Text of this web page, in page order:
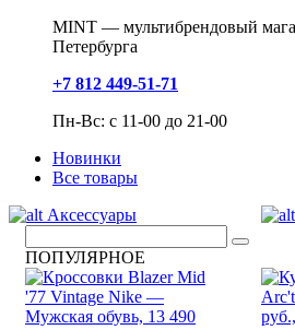
MINT — мультибрендовый
Петербурга
+7 812 449-51-71
Пн-Вс: с 11-00 до 21-00
Новинки
Все товары
Аксессуары
ПОПУЛЯРНОЕ